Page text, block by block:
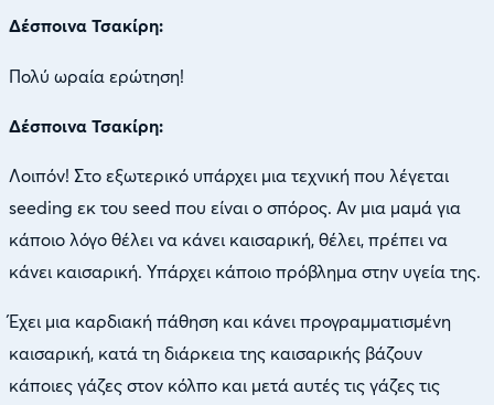
Δέσποινα Τσακίρη:
Πολύ ωραία ερώτηση!
Δέσποινα Τσακίρη:
Λοιπόν! Στο εξωτερικό υπάρχει μια τεχνική που λέγεται
seeding εκ του seed που είναι ο σπόρος. Αν μια μαμά για
κάποιο λόγο θέλει να κάνει καισαρική, θέλει, πρέπει να
κάνει καισαρική. Υπάρχει κάποιο πρόβλημα στην υγεία της.
Έχει μια καρδιακή πάθηση και κάνει προγραμματισμένη
καισαρική, κατά τη διάρκεια της καισαρικής βάζουν
κάποιες γάζες στον κόλπο και μετά αυτές τις γάζες τις